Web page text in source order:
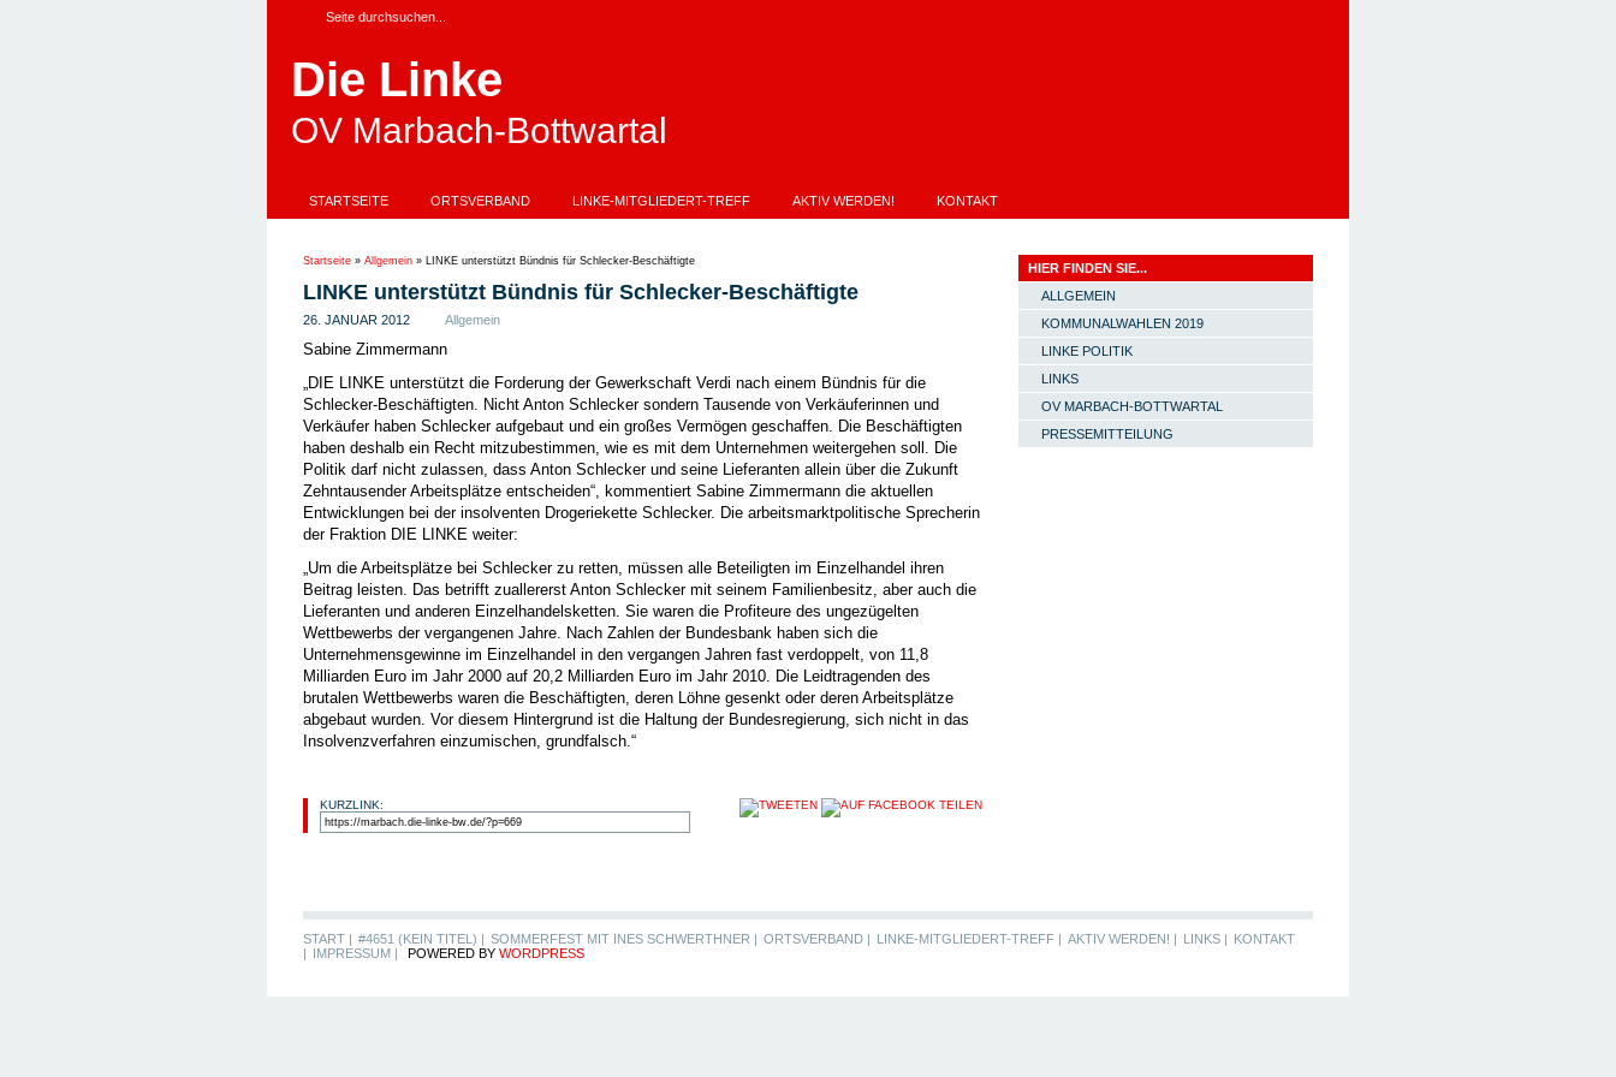
Die Linke
OV Marbach-Bottwartal
STARTSEITE ORTSVERBAND LINKE-MITGLIEDERT-TREFF AKTIV WERDEN! KONTAKT
Startseite » Allgemein » LINKE unterstützt Bündnis für Schlecker-Beschäftigte
LINKE unterstützt Bündnis für Schlecker-Beschäftigte
26. JANUAR 2012 Allgemein
Sabine Zimmermann
„DIE LINKE unterstützt die Forderung der Gewerkschaft Verdi nach einem Bündnis für die
Schlecker-Beschäftigten. Nicht Anton Schlecker sondern Tausende von Verkäuferinnen und
Verkäufer haben Schlecker aufgebaut und ein großes Vermögen geschaffen. Die Beschäftigten
haben deshalb ein Recht mitzubestimmen, wie es mit dem Unternehmen weitergehen soll. Die
Politik darf nicht zulassen, dass Anton Schlecker und seine Lieferanten allein über die Zukunft
Zehntausender Arbeitsplätze entscheiden“, kommentiert Sabine Zimmermann die aktuellen
Entwicklungen bei der insolventen Drogeriekette Schlecker. Die arbeitsmarktpolitische Sprecherin
der Fraktion DIE LINKE weiter:
„Um die Arbeitsplätze bei Schlecker zu retten, müssen alle Beteiligten im Einzelhandel ihren
Beitrag leisten. Das betrifft zuallererst Anton Schlecker mit seinem Familienbesitz, aber auch die
Lieferanten und anderen Einzelhandelsketten. Sie waren die Profiteure des ungezügelten
Wettbewerbs der vergangenen Jahre. Nach Zahlen der Bundesbank haben sich die
Unternehmensgewinne im Einzelhandel in den vergangen Jahren fast verdoppelt, von 11,8
Milliarden Euro im Jahr 2000 auf 20,2 Milliarden Euro im Jahr 2010. Die Leidtragenden des
brutalen Wettbewerbs waren die Beschäftigten, deren Löhne gesenkt oder deren Arbeitsplätze
abgebaut wurden. Vor diesem Hintergrund ist die Haltung der Bundesregierung, sich nicht in das
Insolvenzverfahren einzumischen, grundfalsch.“
KURZLINK:
HIER FINDEN SIE...
ALLGEMEIN
KOMMUNALWAHLEN 2019
LINKE POLITIK
LINKS
OV MARBACH-BOTTWARTAL
PRESSEMITTEILUNG
START | #4651 (KEIN TITEL) | SOMMERFEST MIT INES SCHWERTHNER | ORTSVERBAND | LINKE-MITGLIEDERT-TREFF | AKTIV WERDEN! | LINKS | KONTAKT
| IMPRESSUM | POWERED BY WORDPRESS